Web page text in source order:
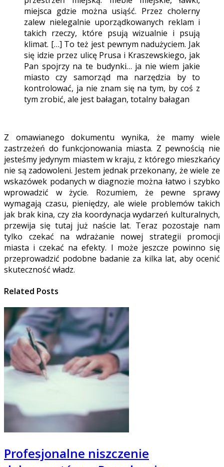
miejsca gdzie można usiąść. Przez cholerny
zalew nielegalnie uporządkowanych reklam i
takich rzeczy, które psują wizualnie i psują
klimat. […] To też jest pewnym nadużyciem. Jak
się idzie przez ulicę Prusa i Kraszewskiego, jak
Pan spojrzy na te budynki… ja nie wiem jakie
miasto czy samorząd ma narzędzia by to
kontrolować, ja nie znam się na tym, by coś z
tym zrobić, ale jest bałagan, totalny bałagan
Z omawianego dokumentu wynika, że mamy wiele
zastrzeżeń do funkcjonowania miasta. Z pewnością nie
jesteśmy jedynym miastem w kraju, z którego mieszkańcy
nie są zadowoleni. Jestem jednak przekonany, że wiele ze
wskazówek podanych w diagnozie można łatwo i szybko
wprowadzić w życie. Rozumiem, że pewne sprawy
wymagają czasu, pieniędzy, ale wiele problemów takich
jak brak kina, czy zła koordynacja wydarzeń kulturalnych,
przewija się tutaj już naście lat. Teraz pozostaje nam
tylko czekać na wdrażanie nowej strategii promocji
miasta i czekać na efekty. I może jeszcze powinno się
przeprowadzić podobne badanie za kilka lat, aby ocenić
skuteczność władz.
Related Posts
Profesjonalne niszczenie